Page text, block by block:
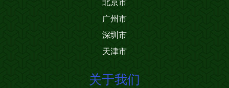
广州市
深圳市
天津市
关于我们